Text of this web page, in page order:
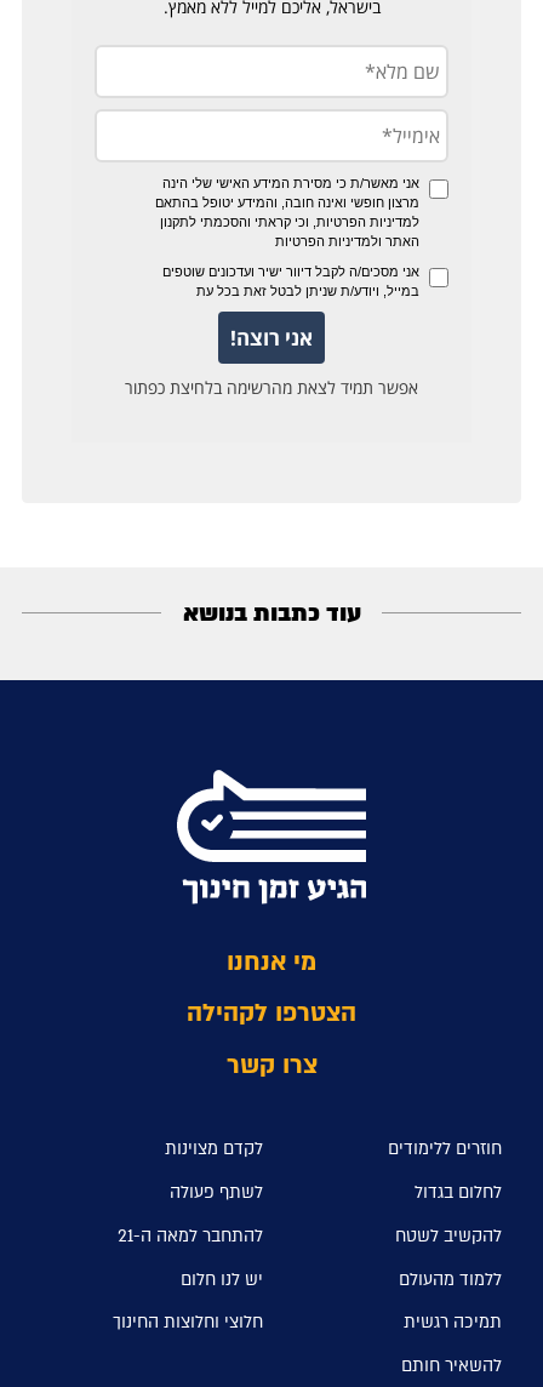
עוד כתבות בנושא
מי אנחנו
הצטרפו לקהילה
צרו קשר
חוזרים ללימודים
לקדם מצוינות
לחלום בגדול
לשתף פעולה
להקשיב לשטח
להתחבר למאה ה-21
ללמוד מהעולם
יש לנו חלום
תמיכה רגשית
חלוצי וחלוצות החינוך
להשאיר חותם